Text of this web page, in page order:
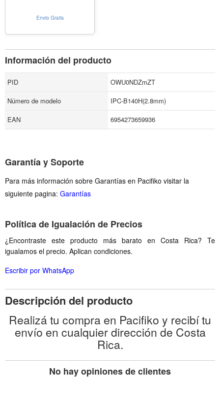
Envio Gratis
Información del producto
PID
OWU0NDZmZT
Número de modelo
IPC-B140H(2.8mm)
EAN
6954273659936
Garantía y Soporte
Para más información sobre Garantías en Pacifiko visitar la
siguiente pagina: Garantías
Política de Igualación de Precios
¿Encontraste este producto más barato en Costa Rica? Te
igualamos el precio. Aplican condiciones.
Escribir por WhatsApp
Descripción del producto
Realizá tu compra en Pacifiko y recibí tu
envío en cualquier dirección de Costa
Rica.
No hay opiniones de clientes